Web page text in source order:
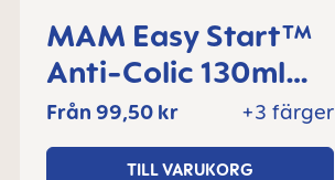
MAM Easy Start™
Anti-Colic 130ml
nappflaska 0+
månader, 1 del
+3 färger
Från 99,50 kr
TILL VARUKORG